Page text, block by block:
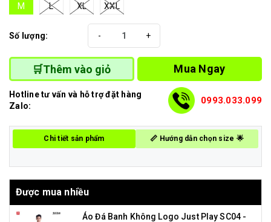
M
L XL XXL
Số lượng: +
-
🛒Thêm vào giỏ Mua Ngay
Hotline tư vấn và hỗ trợ đặt hàng
Zalo:
0993.033.099
Chi tiết sản phẩm 📏 Hướng dẫn chọn size 🌟
Được mua nhiều
Áo Đá Banh Không Logo Just Play SC04 -